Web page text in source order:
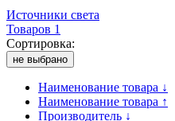
Источники света
Товаров 1
Сортировка:
не выбрано
Наименование товара ↓
Наименование товара ↑
Производитель ↓